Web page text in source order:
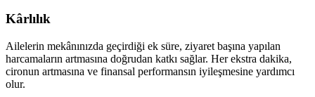
Kârlılık
Ailelerin mekânınızda geçirdiği ek süre, ziyaret başına yapılan
harcamaların artmasına doğrudan katkı sağlar. Her ekstra dakika,
cironun artmasına ve finansal performansın iyileşmesine yardımcı
olur.